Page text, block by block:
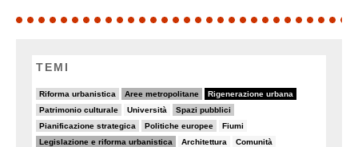
TEMI
Riforma urbanistica
20/82 Aree metropolitane
37/82 Rigenerazione urbana
82/82
Patrimonio culturale
9/82 Università
5/82 Spazi pubblici
32/82
Pianificazione strategica
11/82 Politiche europee
11/82 Fiumi
8/82
Legislazione e riforma urbanistica
34/82 Architettura
7/82 Comunità
6/82